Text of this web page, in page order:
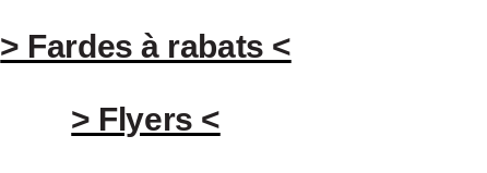
> Fardes à rabats <
> Flyers <